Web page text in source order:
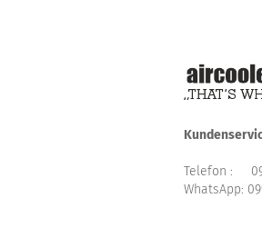
Telefon :
WhatsApp: